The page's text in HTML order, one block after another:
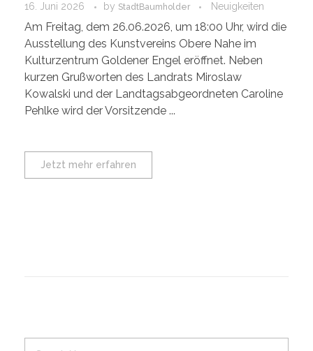
16. Juni 2026 by StadtBaumholder Neuigkeiten
Am Freitag, dem 26.06.2026, um 18:00 Uhr, wird die
Ausstellung des Kunstvereins Obere Nahe im
Kulturzentrum Goldener Engel eröffnet. Neben
kurzen Grußworten des Landrats Miroslaw
Kowalski und der Landtagsabgeordneten Caroline
Pehlke wird der Vorsitzende ...
Jetzt mehr erfahren